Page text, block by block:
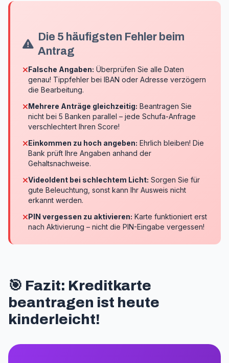
Die 5 häufigsten Fehler beim
Antrag
Falsche Angaben: Überprüfen Sie alle Daten
genau! Tippfehler bei IBAN oder Adresse verzögern
die Bearbeitung.
Mehrere Anträge gleichzeitig: Beantragen Sie
nicht bei 5 Banken parallel – jede Schufa-Anfrage
verschlechtert Ihren Score!
Einkommen zu hoch angeben: Ehrlich bleiben! Die
Bank prüft Ihre Angaben anhand der
Gehaltsnachweise.
VideoIdent bei schlechtem Licht: Sorgen Sie für
gute Beleuchtung, sonst kann Ihr Ausweis nicht
erkannt werden.
PIN vergessen zu aktivieren: Karte funktioniert erst
nach Aktivierung – nicht die PIN-Eingabe vergessen!
🎯 Fazit: Kreditkarte
beantragen ist heute
kinderleicht!